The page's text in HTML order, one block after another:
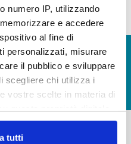
numero IP, utilizzando
e accedere
al fine di
personalizzati, misurare
il pubblico e sviluppare
scegliere chi utilizza i
vostre scelte in materia di
scelte. È possibile
consenso in qualsiasi
tutti
GLOSSARIO
GIUDICA IL SERVIZIO
LAVORA CON NOI